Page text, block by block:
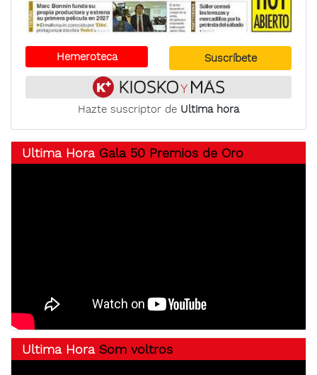
Hemeroteca Suscríbete
Hazte suscriptor de Ultima hora
Ultima Hora Gala 50 Premios de Oro
Ultima Hora Som voltros